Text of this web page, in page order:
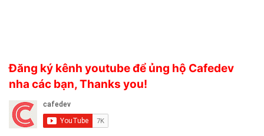
Đăng ký kênh youtube để ủng hộ Cafedev
nha các bạn, Thanks you!